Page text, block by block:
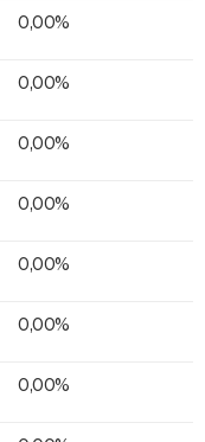
0,00%
0,00%
0,00%
0,00%
0,00%
0,00%
0,00%